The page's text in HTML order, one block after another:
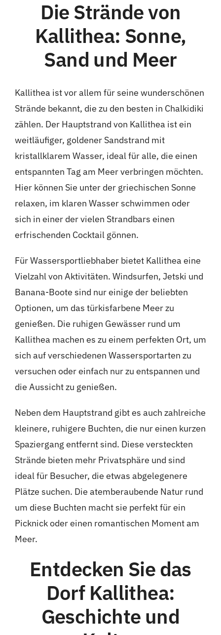
Die Strände von
Kallithea: Sonne,
Sand und Meer
Kallithea ist vor allem für seine wunderschönen
Strände bekannt, die zu den besten in Chalkidiki
zählen. Der Hauptstrand von Kallithea ist ein
weitläufiger, goldener Sandstrand mit
kristallklarem Wasser, ideal für alle, die einen
entspannten Tag am Meer verbringen möchten.
Hier können Sie unter der griechischen Sonne
relaxen, im klaren Wasser schwimmen oder
sich in einer der vielen Strandbars einen
erfrischenden Cocktail gönnen.
Für Wassersportliebhaber bietet Kallithea eine
Vielzahl von Aktivitäten. Windsurfen, Jetski und
Banana-Boote sind nur einige der beliebten
Optionen, um das türkisfarbene Meer zu
genießen. Die ruhigen Gewässer rund um
Kallithea machen es zu einem perfekten Ort, um
sich auf verschiedenen Wassersportarten zu
versuchen oder einfach nur zu entspannen und
die Aussicht zu genießen.
Neben dem Hauptstrand gibt es auch zahlreiche
kleinere, ruhigere Buchten, die nur einen kurzen
Spaziergang entfernt sind. Diese versteckten
Strände bieten mehr Privatsphäre und sind
ideal für Besucher, die etwas abgelegenere
Plätze suchen. Die atemberaubende Natur rund
um diese Buchten macht sie perfekt für ein
Picknick oder einen romantischen Moment am
Meer.
Entdecken Sie das
Dorf Kallithea:
Geschichte und